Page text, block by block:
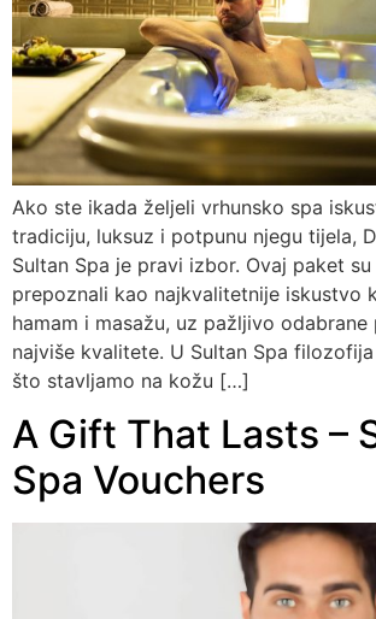
Ako ste ikada željeli vrhunsko spa
tradiciju, luksuz i potpunu njegu tijela,
Sultan Spa je pravi izbor. Ovaj paket
prepoznali kao najkvalitetnije iskustvo
hamam i masažu, uz pažljivo
najviše kvalitete. U Sultan Spa
što stavljamo na kožu […]
A Gift That Lasts –
Spa Vouchers